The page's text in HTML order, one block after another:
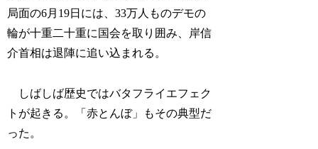
局面の6月19日には、33万人ものデモの
輪が十重二十重に国会を取り囲み、岸信
介首相は退陣に追い込まれる。
しばしば歴史ではバタフライエフェク
トが起きる。「赤とんぼ」もその典型だ
った。